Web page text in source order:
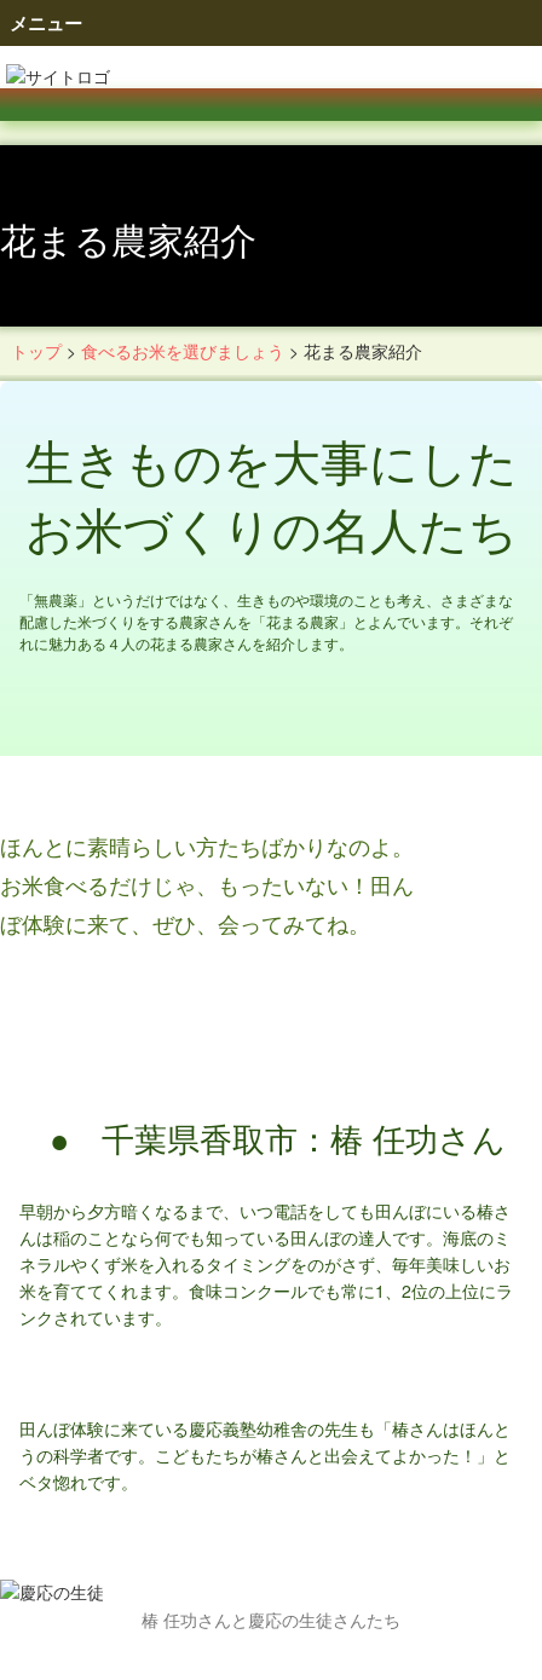
メニュー
花まる農家紹介
トップ> 食べるお米を選びましょう > 花まる農家紹介
生きものを大事にした
お米づくりの名人たち
「無農薬」というだけではなく、生きものや環境のことも考え、さまざまな
配慮した米づくりをする農家さんを「花まる農家」とよんでいます。それぞ
れに魅力ある４人の花まる農家さんを紹介します。
ほんとに素晴らしい方たちばかりなのよ。
お米食べるだけじゃ、もったいない！田ん
ぼ体験に来て、ぜひ、会ってみてね。
● 千葉県香取市：椿 任功さん
早朝から夕方暗くなるまで、いつ電話をしても田んぼにいる椿さ
んは稲のことなら何でも知っている田んぼの達人です。海底のミ
ネラルやくず米を入れるタイミングをのがさず、毎年美味しいお
米を育ててくれます。食味コンクールでも常に1、2位の上位にラ
ンクされています。
田んぼ体験に来ている慶応義塾幼稚舎の先生も「椿さんはほんと
うの科学者です。こどもたちが椿さんと出会えてよかった！」と
ベタ惚れです。
椿 任功さんと慶応の生徒さんたち